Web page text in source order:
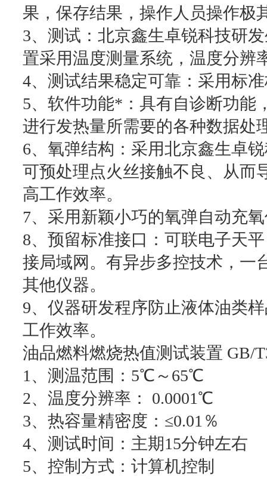
果，保存结果，操作人员操作极
3、测试：北京鑫生卓锐科技研
置采用温度测量系统，温度分辨
4、测试结果稳定可靠：采用标
5、软件功能*：具有自诊断功能
进行发热量所需要的各种数据处
6、氧弹结构：采用北京鑫生卓
可预处理点火丝接触不良、从而
高工作效率。
7、采用新颖小巧的氧弹自动充
8、预留标准接口：可联电子天
接局域网。有异步多控技术，一
其他仪器。
9、仪器研发程序防止液体油类
工作效率。
油品燃料燃烧热值测试装置 GB/
1、测温范围：5℃～65℃
2、温度分辨率： 0.0001℃
3、热容量精密度：≤0.01％
4、测试时间：主期15分钟左右
5、控制方式：计算机控制